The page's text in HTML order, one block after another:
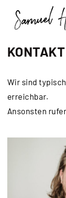
Inhalt
KONTAKT
Wir sind
erreichbar.
Ansonsten